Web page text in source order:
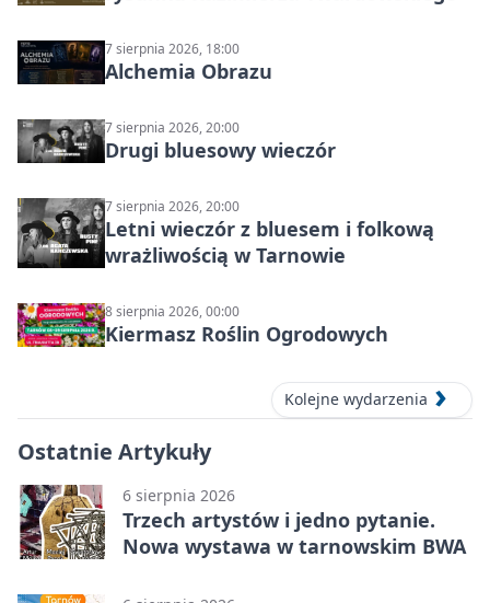
7 sierpnia 2026, 18:00
Alchemia Obrazu
7 sierpnia 2026, 20:00
Drugi bluesowy wieczór
7 sierpnia 2026, 20:00
Letni wieczór z bluesem i folkową
wrażliwością w Tarnowie
8 sierpnia 2026, 00:00
Kiermasz Roślin Ogrodowych
Kolejne wydarzenia
Ostatnie Artykuły
6 sierpnia 2026
Trzech artystów i jedno pytanie.
Nowa wystawa w tarnowskim BWA